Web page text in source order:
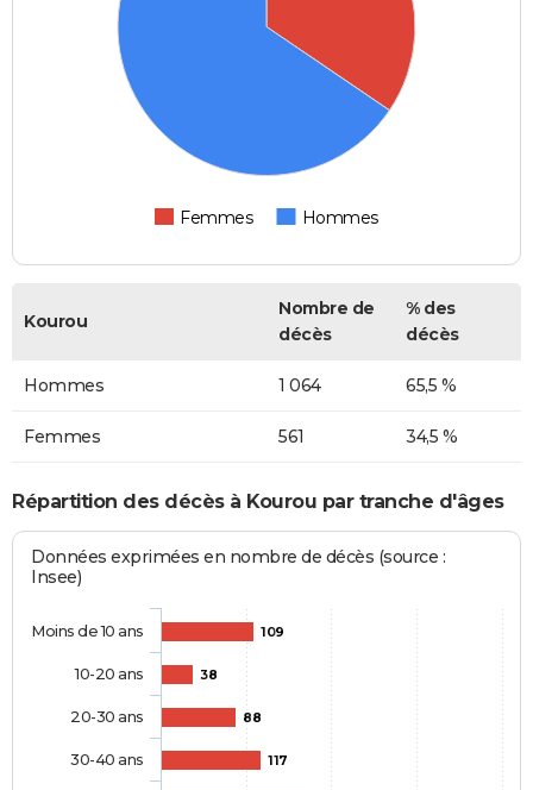
Femmes Hommes
Kourou
Nombre de
décès
% des
décès
Hommes 1 064 65,5 %
Femmes 561 34,5 %
Répartition des décès à Kourou par tranche d'âges
Données exprimées en nombre de décès (source :
Insee)
109
38
88
117
Moins de 10 ans
10-20 ans
20-30 ans
30-40 ans